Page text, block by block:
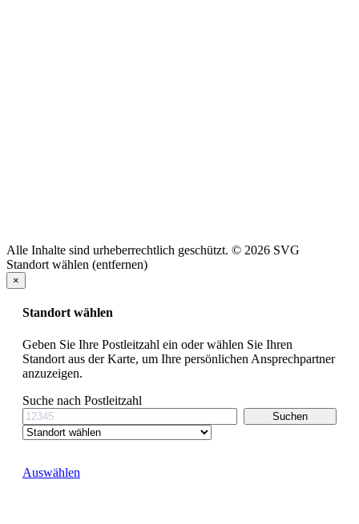
Alle Inhalte sind urheberrechtlich geschützt. © 2026 SVG
Standort wählen (entfernen)
×
Standort wählen
Geben Sie Ihre Postleitzahl ein oder wählen Sie Ihren
Standort aus der Karte, um Ihre persönlichen Ansprechpartner
anzuzeigen.
Suche nach Postleitzahl
Auswählen